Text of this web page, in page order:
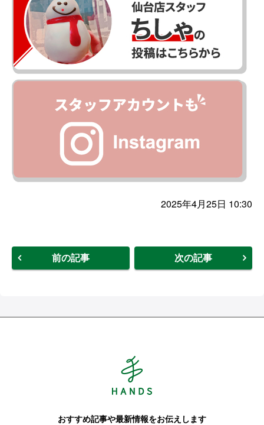
2025年4月25日 10:30
前の記事 次の記事
おすすめ記事や最新情報をお伝えします